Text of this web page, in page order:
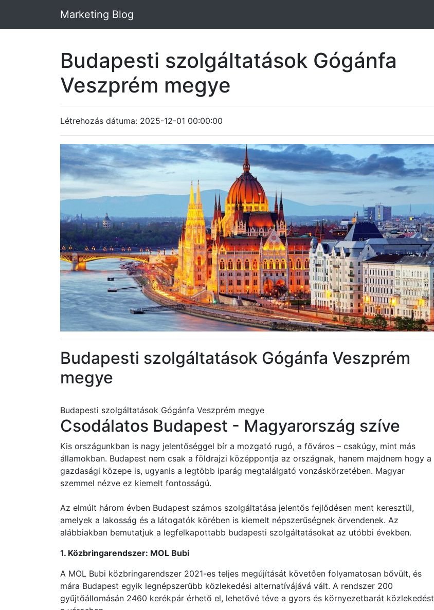
Marketing Blog
Budapesti szolgáltatások Gógánfa
Veszprém megye
Létrehozás dátuma: 2025-12-01 00:00:00
Budapesti szolgáltatások Gógánfa Veszprém
megye
Budapesti szolgáltatások Gógánfa Veszprém megye
Csodálatos Budapest - Magyarország szíve
Kis országunkban is nagy jelentőséggel bír a mozgató rugó, a főváros – csakúgy, mint más
államokban. Budapest nem csak a földrajzi középpontja az országnak, hanem majdnem hogy a
gazdasági közepe is, ugyanis a legtöbb iparág megtalálgató vonzáskörzetében. Magyar
szemmel nézve ez kiemelt fontosságú.
Az elmúlt három évben Budapest számos szolgáltatása jelentős fejlődésen ment keresztül,
amelyek a lakosság és a látogatók körében is kiemelt népszerűségnek örvendenek. Az
alábbiakban bemutatjuk a legfelkapottabb budapesti szolgáltatásokat az utóbbi években.
1. Közbringarendszer: MOL Bubi
A MOL Bubi közbringarendszer 2021-es teljes megújítását követően folyamatosan bővült, és
mára Budapest egyik legnépszerűbb közlekedési alternatívájává vált. A rendszer 200
gyűjtőállomásán 2460 kerékpár érhető el, lehetővé téve a gyors és környezetbarát közlekedést